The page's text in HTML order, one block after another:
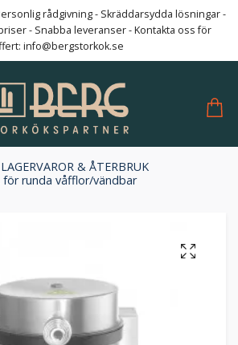
rådgivning - Skräddarsydda lösningar -
- Snabba leveranser - Kontakta oss för
info@bergstorkok.se
LAGERVAROR & ÅTERBRUK
för runda våfflor/vändbar